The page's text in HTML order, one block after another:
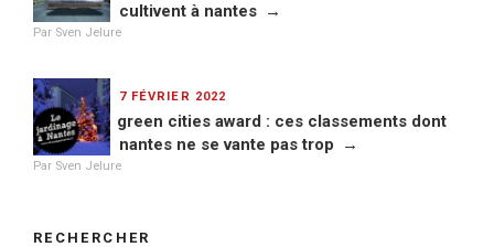
cultivent à nantes
Par Sven Jelure
PUBLIÉ
7 FÉVRIER 2022
green cities award : ces classements dont
nantes ne se vante pas trop
Par Sven Jelure
RECHERCHER